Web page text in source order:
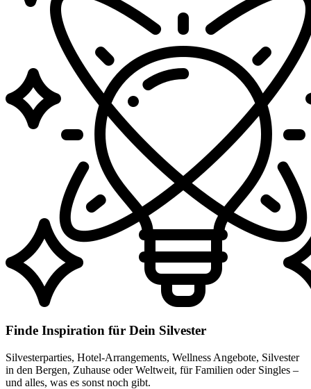
Finde Inspiration für Dein Silvester
Silvesterparties, Hotel-Arrangements, Wellness Angebote, Silvester
in den Bergen, Zuhause oder Weltweit, für Familien oder Singles –
und alles, was es sonst noch gibt.